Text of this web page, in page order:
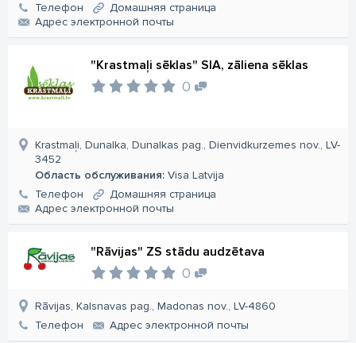
Телефон
Домашняя страница
Aдрес электронной почты
"Krastmaļi sēklas" SIA, zāliena sēklas
0
Krastmaļi, Dunalka, Dunalkas pag., Dienvidkurzemes nov., LV-
3452
Область обслуживания: Visa Latvija
Телефон
Домашняя страница
Aдрес электронной почты
"Rāvijas" ZS stādu audzētava
0
Rāvijas, Kalsnavas pag., Madonas nov., LV-4860
Телефон
Aдрес электронной почты